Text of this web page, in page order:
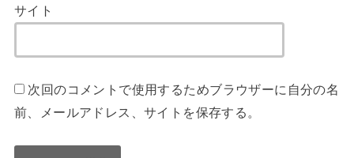
サイト
次回のコメントで使用するためブラウザーに自分の名
前、メールアドレス、サイトを保存する。